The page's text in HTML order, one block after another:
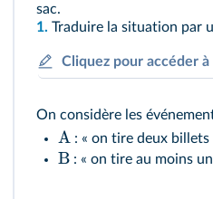
sac.
1. Traduire la situation par
Cliquez pour accéder
On considère les
A : « on tire deux billets
B : « on tire au moins